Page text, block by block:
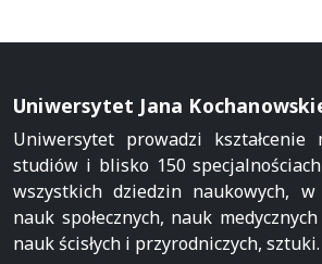
Uniwersytet Jana
Uniwersytet prowadzi
studiów i blisko 150
wszystkich dziedzin naukowych,
nauk społecznych, nauk
nauk ścisłych i przyrodniczych, sztuki.